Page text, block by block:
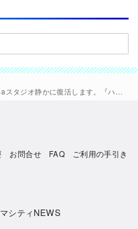
します。『ハーレイ・クイン』『ブルース・ブラザース』【極音】からリスタート。
お問合せ FAQ ご利用の手引き
シティNEWS